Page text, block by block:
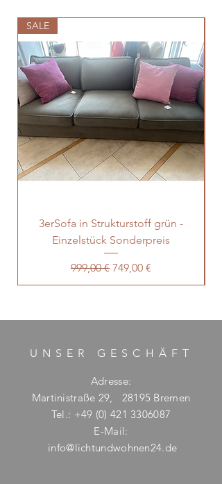
SALE
3erSofa in Strukturstoff grün -
Einzelstück Sonderpreis
Standardpreis
999,00 € Sale-Preis
749,00 €
UNSER GESCHÄFT
Adresse:
Martinistraße 29, 28195 Bremen
Tel.: +49 (0) 421 3306087
E-Mail:
info@lichtundwohnen24.de